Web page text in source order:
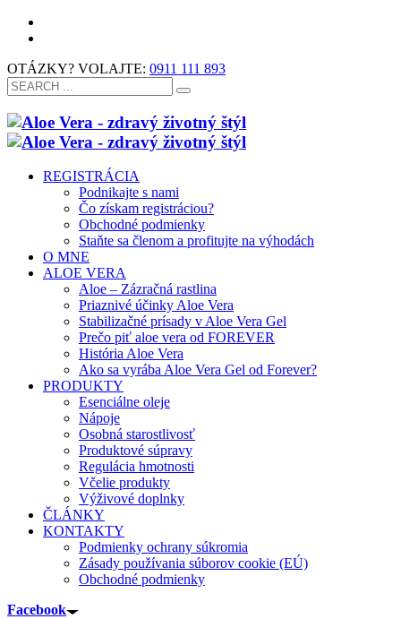
OTÁZKY? VOLAJTE: 0911 111 893
REGISTRÁCIA
Podnikajte s nami
Čo získam registráciou?
Obchodné podmienky
Staňte sa členom a profitujte na výhodách
O MNE
ALOE VERA
Aloe – Zázračná rastlina
Priaznivé účinky Aloe Vera
Stabilizačné prísady v Aloe Vera Gel
Prečo piť aloe vera od FOREVER
História Aloe Vera
Ako sa vyrába Aloe Vera Gel od Forever?
PRODUKTY
Esenciálne oleje
Nápoje
Osobná starostlivosť
Produktové súpravy
Regulácia hmotnosti
Včelie produkty
Výživové doplnky
ČLÁNKY
KONTAKTY
Podmienky ochrany súkromia
Zásady používania súborov cookie (EÚ)
Obchodné podmienky
Facebook